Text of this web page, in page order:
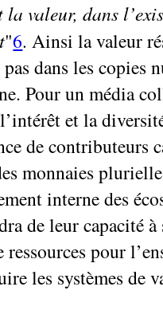
valeur, dans
"6. Ainsi la valeur
dans les copies
Pour un média
et la
de contributeurs
monnaies
interne des
de leur capacité
pour
les systèmes de